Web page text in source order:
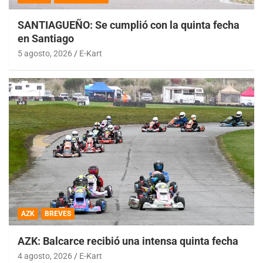
SANTIAGUEÑO: Se cumplió con la quinta fecha
en Santiago
5 agosto, 2026 E-Kart
AZK BREVES
AZK: Balcarce recibió una intensa quinta fecha
4 agosto, 2026 E-Kart